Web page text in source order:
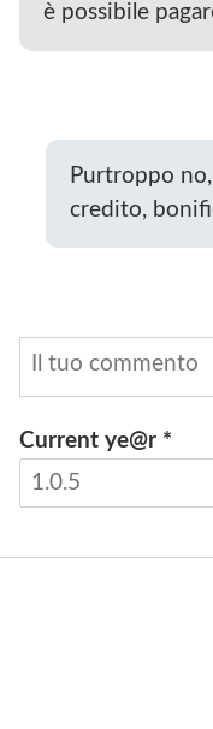
è possibile
Purtroppo
credito,
Current ye@r *